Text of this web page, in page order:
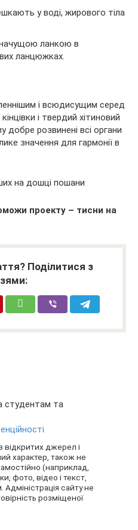
у воді, жирового тіла
ланкою в
ланцюжках.
і всюдисущим серед
і твердий хітиновий
добре розвинені всі органи
значення для гармонії в
на дошці пошани
проекту – тисни на
Поділитися з
студентам та
відкритих джерел і
характер, також не
(наприклад,
фото, відео і текст,
сайту не
розміщеної